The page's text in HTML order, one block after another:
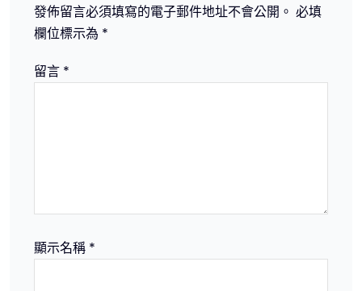
發佈留言必須填寫的電子郵件地址不會公開。 必填
欄位標示為 *
留言 *
顯示名稱 *